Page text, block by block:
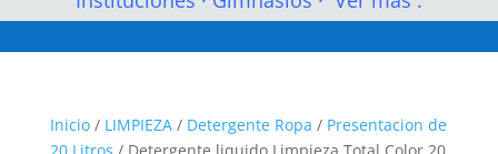
Inicio/ LIMPIEZA/ Detergente Ropa / Presentacion de